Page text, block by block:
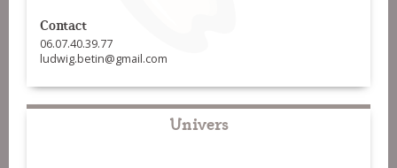
Contact
06.07.40.39.77
ludwig.betin@gmail.com
Univers